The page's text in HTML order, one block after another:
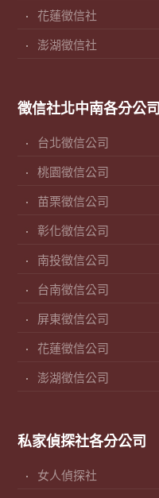
花蓮徵信社
澎湖徵信社
徵信社北中南各分公司
台北徵信公司
桃園徵信公司
苗栗徵信公司
彰化徵信公司
南投徵信公司
台南徵信公司
屏東徵信公司
花蓮徵信公司
澎湖徵信公司
私家偵探社各分公司
女人偵探社